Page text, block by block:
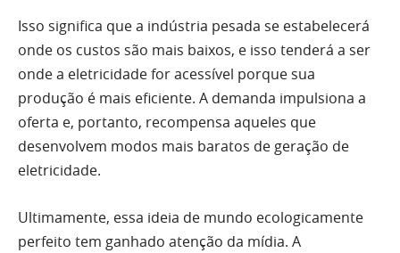
Isso significa que a indústria pesada se estabelecerá
onde os custos são mais baixos, e isso tenderá a ser
onde a eletricidade for acessível porque sua
produção é mais eficiente. A demanda impulsiona a
oferta e, portanto, recompensa aqueles que
desenvolvem modos mais baratos de geração de
eletricidade.
Ultimamente, essa ideia de mundo ecologicamente
perfeito tem ganhado atenção da mídia. A